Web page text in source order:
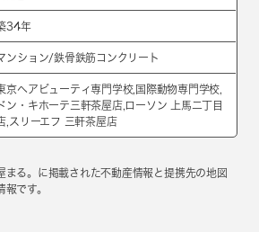
34年
ンション/鉄骨鉄筋コンクリート
京ヘアビューティ専門学校,国際動物専門学校,
ドン・キホーテ三軒茶屋店,ローソン 上馬二丁目
,スリーエフ 三軒茶屋店
る。に掲載された不動産情報と提携先の地図
です。